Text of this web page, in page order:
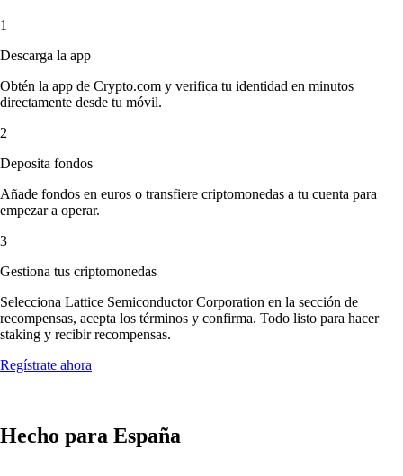
1
Descarga la app
Obtén la app de Crypto.com y verifica tu identidad en minutos
directamente desde tu móvil.
2
Deposita fondos
Añade fondos en euros o transfiere criptomonedas a tu cuenta para
empezar a operar.
3
Gestiona tus criptomonedas
Selecciona Lattice Semiconductor Corporation en la sección de
recompensas, acepta los términos y confirma. Todo listo para hacer
staking y recibir recompensas.
Regístrate ahora
Hecho para España